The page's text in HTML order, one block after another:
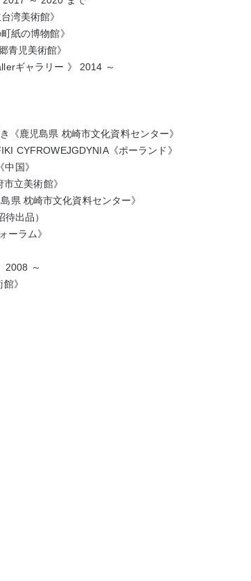
湾美術館》
紙の博物館》
青児美術館》
ギャラリー 》 2014 ～
《鹿児島県 枕崎市文化資料センター》
CYFROWEJGDYNIA《ポーランド》
《中国》
市立美術館》
島県 枕崎市文化資料センター》
出品）
ーラム》
2008 ～
》